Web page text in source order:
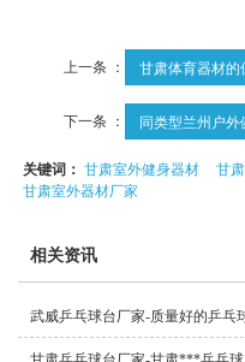
上一条 ： 甘肃体育器材的
下一条 ： 同类型兰州户外
关键词：甘肃室外健身器材 甘
甘肃室外器材厂家
相关资讯
武威乒乓球台厂家-质量好的乒乓